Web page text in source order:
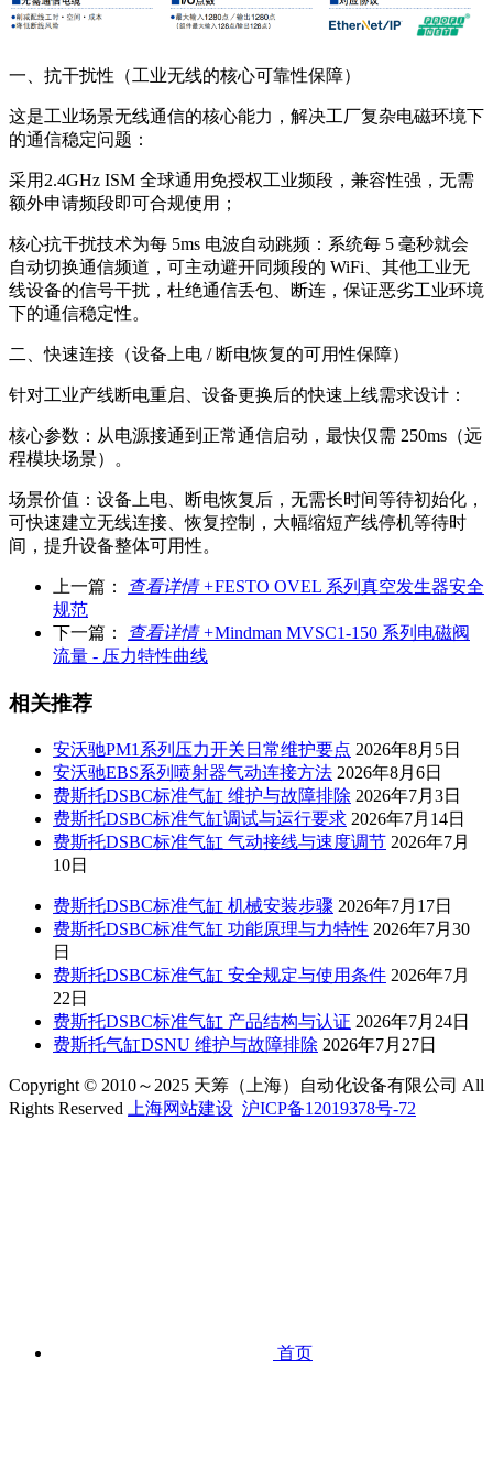
一、抗干扰性（工业无线的核心可靠性保障）
这是工业场景无线通信的核心能力，解决工厂复杂电磁环境下
的通信稳定问题：
采用2.4GHz ISM 全球通用免授权工业频段，兼容性强，无需
额外申请频段即可合规使用；
核心抗干扰技术为每 5ms 电波自动跳频：系统每 5 毫秒就会
自动切换通信频道，可主动避开同频段的 WiFi、其他工业无
线设备的信号干扰，杜绝通信丢包、断连，保证恶劣工业环境
下的通信稳定性。
二、快速连接（设备上电 / 断电恢复的可用性保障）
针对工业产线断电重启、设备更换后的快速上线需求设计：
核心参数：从电源接通到正常通信启动，最快仅需 250ms（远
程模块场景）。
场景价值：设备上电、断电恢复后，无需长时间等待初始化，
可快速建立无线连接、恢复控制，大幅缩短产线停机等待时
间，提升设备整体可用性。
上一篇： 查看详情 +FESTO OVEL 系列真空发生器安全
规范
下一篇：
查看详情 +Mindman MVSC1-150 系列电磁阀
流量 - 压力特性曲线
相关推荐
安沃驰PM1系列压力开关日常维护要点 2026年8月5日
安沃驰EBS系列喷射器气动连接方法 2026年8月6日
费斯托DSBC标准气缸 维护与故障排除 2026年7月3日
费斯托DSBC标准气缸调试与运行要求 2026年7月14日
费斯托DSBC标准气缸 气动接线与速度调节 2026年7月
10日
费斯托DSBC标准气缸 机械安装步骤 2026年7月17日
费斯托DSBC标准气缸 功能原理与力特性 2026年7月30
日
费斯托DSBC标准气缸 安全规定与使用条件 2026年7月
22日
费斯托DSBC标准气缸 产品结构与认证 2026年7月24日
费斯托气缸DSNU 维护与故障排除 2026年7月27日
Copyright © 2010～2025 天筹（上海）自动化设备有限公司 All
Rights Reserved
上海网站建设 沪ICP备12019378号-72
首页